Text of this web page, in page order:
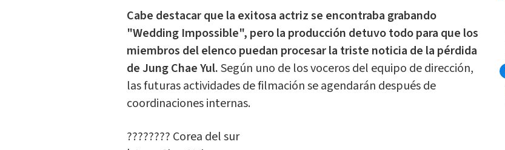
Cabe destacar que la exitosa actriz se encontraba grabando
"Wedding Impossible", pero la producción detuvo todo para que los
miembros del elenco puedan procesar la triste noticia de la pérdida
de Jung Chae Yul.Según uno de los voceros del equipo de dirección,
las futuras actividades de filmación se agendarán después de
coordinaciones internas.
???????? Corea del sur